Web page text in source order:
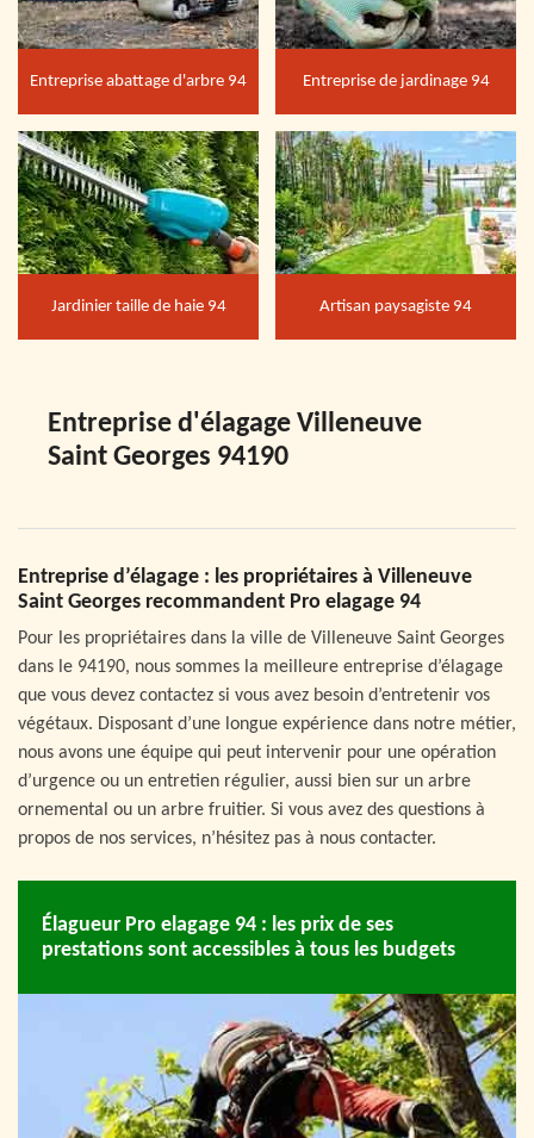
Entreprise abattage d'arbre 94 Entreprise de jardinage 94
Jardinier taille de haie 94 Artisan paysagiste 94
Entreprise d'élagage Villeneuve
Saint Georges 94190
Entreprise d’élagage : les propriétaires à Villeneuve
Saint Georges recommandent Pro elagage 94
Pour les propriétaires dans la ville de Villeneuve Saint Georges
dans le 94190, nous sommes la meilleure entreprise d’élagage
que vous devez contactez si vous avez besoin d’entretenir vos
végétaux. Disposant d’une longue expérience dans notre métier,
nous avons une équipe qui peut intervenir pour une opération
d’urgence ou un entretien régulier, aussi bien sur un arbre
ornemental ou un arbre fruitier. Si vous avez des questions à
propos de nos services, n’hésitez pas à nous contacter.
Élagueur Pro elagage 94 : les prix de ses
prestations sont accessibles à tous les budgets